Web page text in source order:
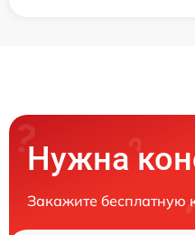
Нужна
Закажите бесплатную